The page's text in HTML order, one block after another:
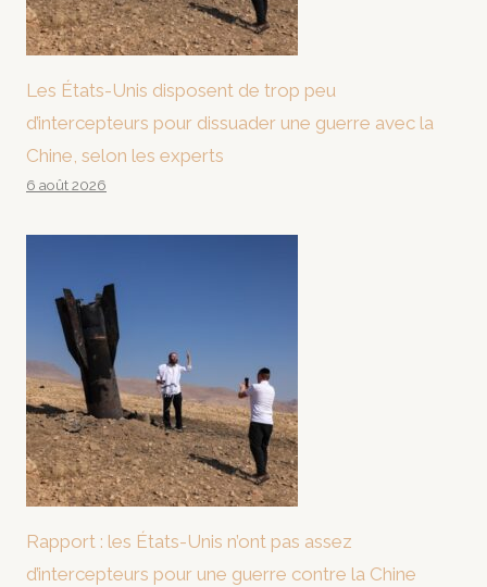
Les États-Unis disposent de trop peu
d’intercepteurs pour dissuader une guerre avec la
Chine, selon les experts
6 août 2026
Rapport : les États-Unis n’ont pas assez
d’intercepteurs pour une guerre contre la Chine